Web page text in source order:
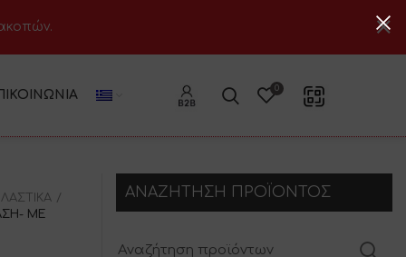
0
ΜΕ
ΑΝΑΖΗΤΗΣΗ ΠΡΟΪΟΝΤΟΣ